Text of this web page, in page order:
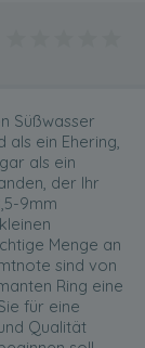
Süßwasser
ein Ehering,
als ein
der Ihr
9mm
Menge an
sind von
Ring eine
für eine
Qualität